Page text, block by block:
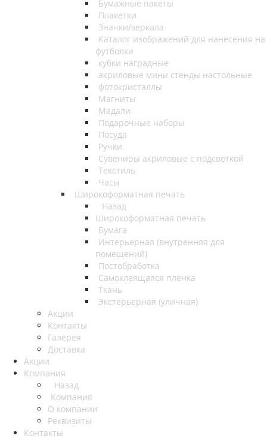
Бумажные пакеты
Плакетки
Значки/зеркала
Каталог изображений для нанесения на
футболки
кубки наградные
акриловые мини стенды настольные
фотокристаллы
Магниты
Медали
Подарочные наборы
Посуда
Ручки
Сувениры акриловые с подсветкой
Текстиль
Часы
Широкоформатная печать
Назад
Широкоформатная печать
Бумага
Интерьерная (внутренняя для
помещений)
Постобработка
Самоклеящаяся пленка
Ткань
Экстерьерная (уличная)
Акции
Контакты
Галерея
Доставка
Акции
Компания
Назад
Компания
О компании
Реквизиты
Контакты